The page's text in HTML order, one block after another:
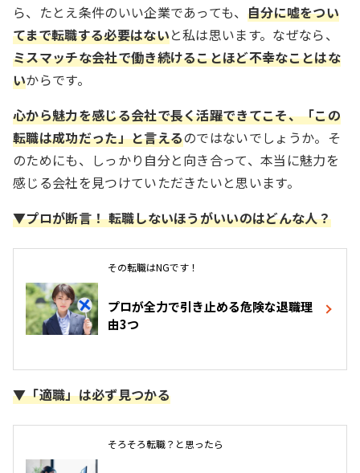
ら、たとえ条件のいい企業であっても、 自分に嘘をつい
てまで転職する必要はないと私は思います。なぜなら、
ミスマッチな会社で働き続けることほど不幸なことはな
いからです。
心から魅力を感じる会社で長く活躍できてこそ、「この
転職は成功だった」と言えるのではないでしょうか。そ
のためにも、しっかり自分と向き合って、本当に魅力を
感じる会社を見つけていただきたいと思います。
▼プロが断言！ 転職しないほうがいいのはどんな人？
その転職はNGです！
プロが全力で引き止める危険な退職理
由3つ
▼「適職」は必ず見つかる
そろそろ転職？と思ったら